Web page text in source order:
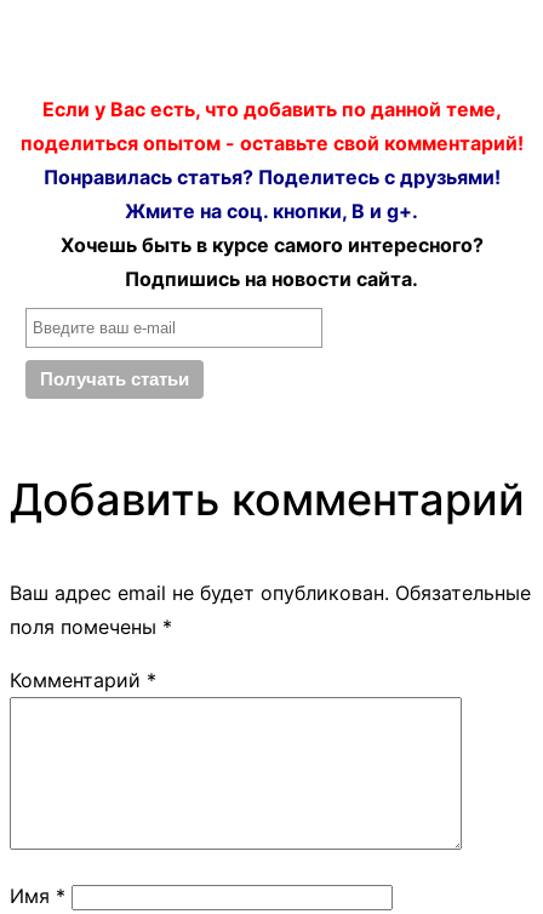
Если у Вас есть, что добавить по данной теме,
поделиться опытом - оставьте свой комментарий!
Понравилась статья? Поделитесь с друзьями!
Жмите на соц. кнопки, В и g+.
Хочешь быть в курсе самого интересного?
Подпишись на новости сайта.
Добавить комментарий
Ваш адрес email не будет опубликован. Обязательные
поля помечены *
Комментарий *
Имя *